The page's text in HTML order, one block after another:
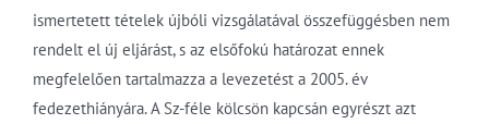
ismertetett tételek újbóli vizsgálatával összefüggésben nem
rendelt el új eljárást, s az elsőfokú határozat ennek
megfelelően tartalmazza a levezetést a 2005. év
fedezethiányára. A Sz-féle kölcsön kapcsán egyrészt azt